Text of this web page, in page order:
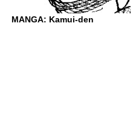
MANGA: Kamui-den